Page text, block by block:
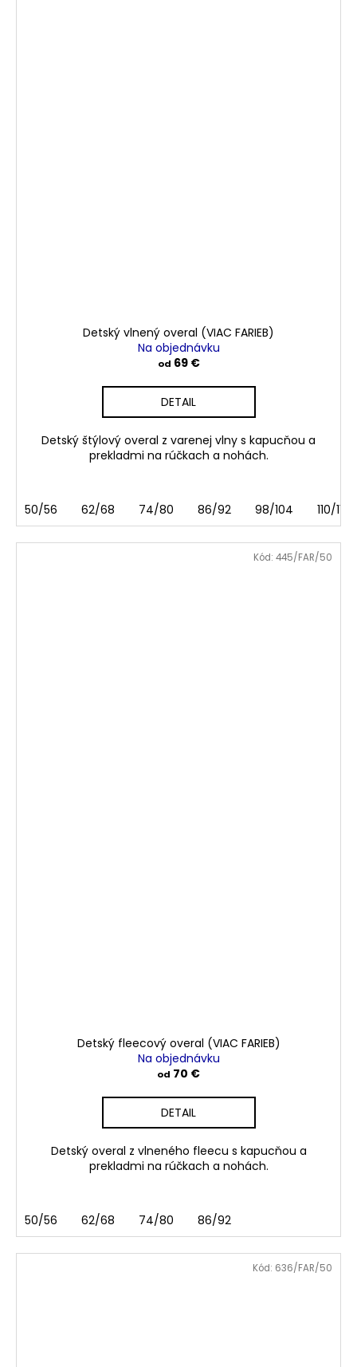
Detský vlnený overal (VIAC FARIEB)
Na objednávku
od 69 €
DETAIL
Detský štýlový overal z varenej vlny s kapucňou a
prekladmi na rúčkach a nohách.
50/56 62/68 74/80 86/92 98/104 110/116
Detský fleecový overal (VIAC FARIEB)
Na objednávku
od 70 €
DETAIL
Detský overal z vlneného fleecu s kapucňou a
prekladmi na rúčkach a nohách.
50/56 62/68 74/80 86/92
Kód: 445/FAR/50
Kód: 636/FAR/50